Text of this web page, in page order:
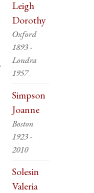
Leigh
Dorothy
Oxford
1893 -
Londra
1957
Simpson
Joanne
Boston
1923 -
2010
Solesin
Valeria